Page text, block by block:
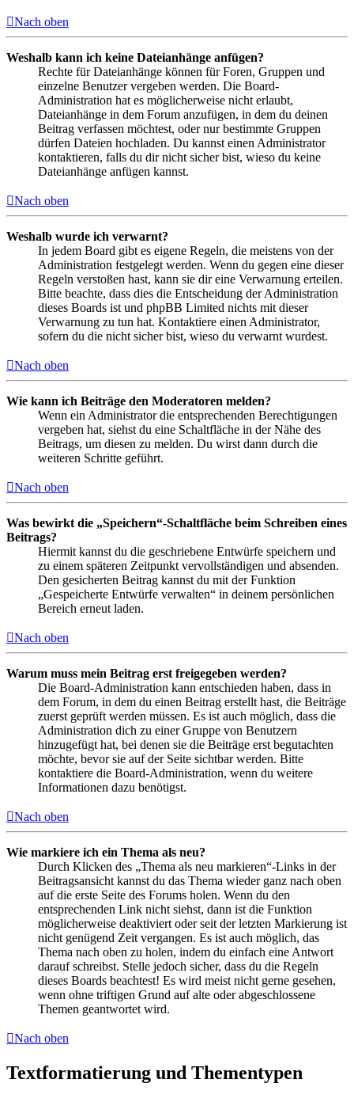
Nach oben
Weshalb kann ich keine Dateianhänge anfügen?
Rechte für Dateianhänge können für Foren, Gruppen und
einzelne Benutzer vergeben werden. Die Board-
Administration hat es möglicherweise nicht erlaubt,
Dateianhänge in dem Forum anzufügen, in dem du deinen
Beitrag verfassen möchtest, oder nur bestimmte Gruppen
dürfen Dateien hochladen. Du kannst einen Administrator
kontaktieren, falls du dir nicht sicher bist, wieso du keine
Dateianhänge anfügen kannst.
Nach oben
Weshalb wurde ich verwarnt?
In jedem Board gibt es eigene Regeln, die meistens von der
Administration festgelegt werden. Wenn du gegen eine dieser
Regeln verstoßen hast, kann sie dir eine Verwarnung erteilen.
Bitte beachte, dass dies die Entscheidung der Administration
dieses Boards ist und phpBB Limited nichts mit dieser
Verwarnung zu tun hat. Kontaktiere einen Administrator,
sofern du die nicht sicher bist, wieso du verwarnt wurdest.
Nach oben
Wie kann ich Beiträge den Moderatoren melden?
Wenn ein Administrator die entsprechenden Berechtigungen
vergeben hat, siehst du eine Schaltfläche in der Nähe des
Beitrags, um diesen zu melden. Du wirst dann durch die
weiteren Schritte geführt.
Nach oben
Was bewirkt die „Speichern“-Schaltfläche beim Schreiben eines
Beitrags?
Hiermit kannst du die geschriebene Entwürfe speichern und
zu einem späteren Zeitpunkt vervollständigen und absenden.
Den gesicherten Beitrag kannst du mit der Funktion
„Gespeicherte Entwürfe verwalten“ in deinem persönlichen
Bereich erneut laden.
Nach oben
Warum muss mein Beitrag erst freigegeben werden?
Die Board-Administration kann entschieden haben, dass in
dem Forum, in dem du einen Beitrag erstellt hast, die Beiträge
zuerst geprüft werden müssen. Es ist auch möglich, dass die
Administration dich zu einer Gruppe von Benutzern
hinzugefügt hat, bei denen sie die Beiträge erst begutachten
möchte, bevor sie auf der Seite sichtbar werden. Bitte
kontaktiere die Board-Administration, wenn du weitere
Informationen dazu benötigst.
Nach oben
Wie markiere ich ein Thema als neu?
Durch Klicken des „Thema als neu markieren“-Links in der
Beitragsansicht kannst du das Thema wieder ganz nach oben
auf die erste Seite des Forums holen. Wenn du den
entsprechenden Link nicht siehst, dann ist die Funktion
möglicherweise deaktiviert oder seit der letzten Markierung ist
nicht genügend Zeit vergangen. Es ist auch möglich, das
Thema nach oben zu holen, indem du einfach eine Antwort
darauf schreibst. Stelle jedoch sicher, dass du die Regeln
dieses Boards beachtest! Es wird meist nicht gerne gesehen,
wenn ohne triftigen Grund auf alte oder abgeschlossene
Themen geantwortet wird.
Nach oben
Textformatierung und Thementypen